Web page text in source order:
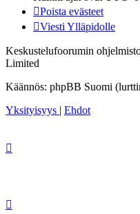
Poista evästeet
Viesti Ylläpidolle
Keskustelufoorumin
Limited
Käännös: phpBB Suomi
Yksityisyys
Ehdot